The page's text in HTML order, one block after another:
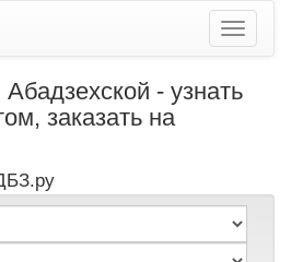
- узнать
заказать на